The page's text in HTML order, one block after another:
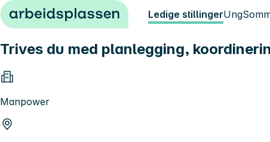
Hopp til innhold Ledige stillingerUng
Trives du med planlegging,
Manpower